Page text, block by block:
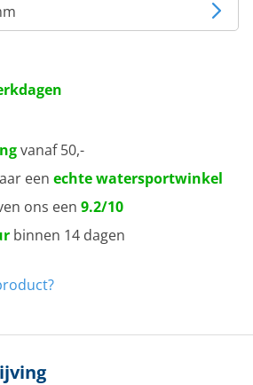
vanaf 50,-
een echte watersportwinkel
ons een 9.2/10
binnen 14 dagen